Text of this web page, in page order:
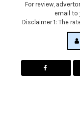
For review,
email to
Disclaimer 1: The